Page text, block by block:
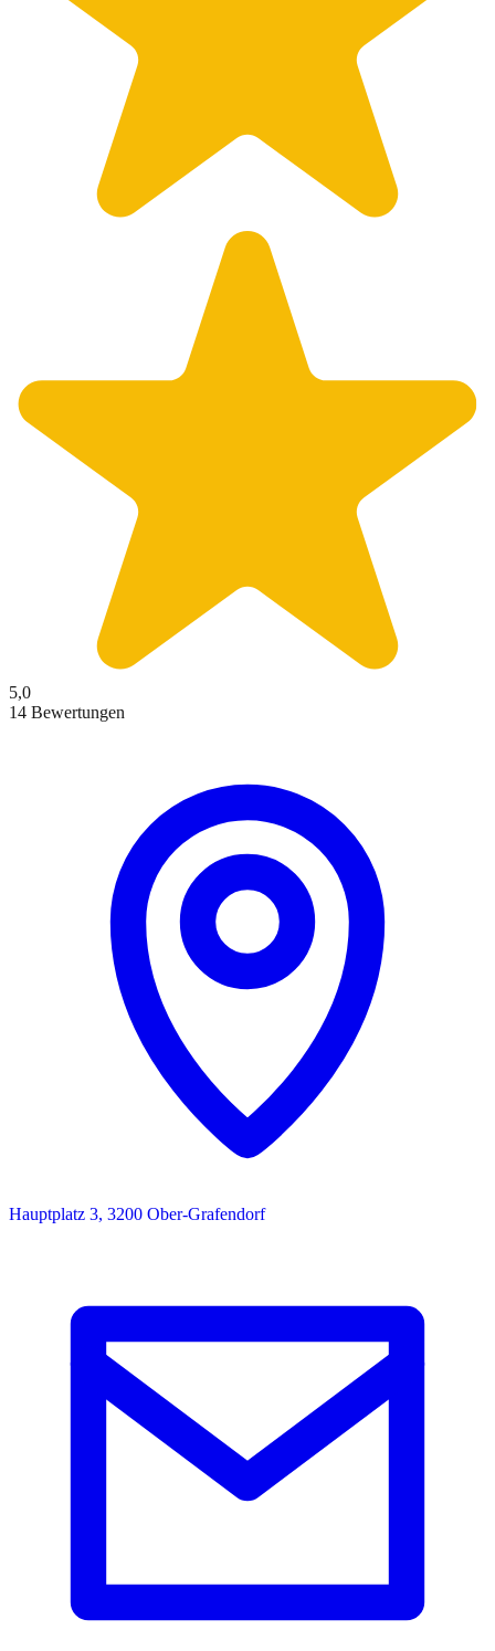
5,0
14 Bewertungen
Hauptplatz 3, 3200 Ober-Grafendorf